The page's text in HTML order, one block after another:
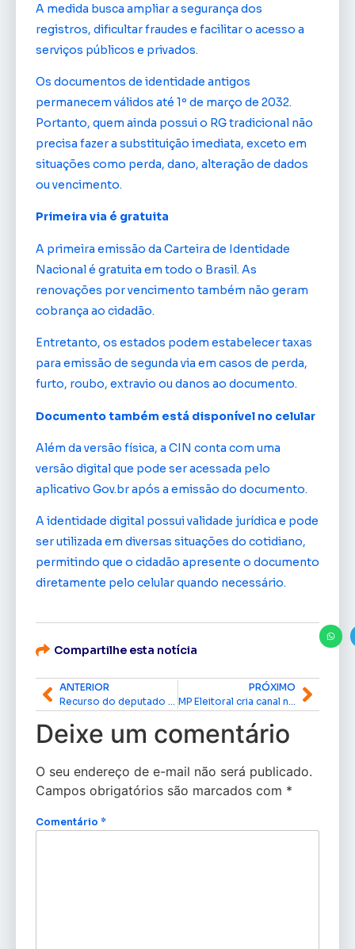
A medida busca ampliar a segurança dos
registros, dificultar fraudes e facilitar o acesso a
serviços públicos e privados.
Os documentos de identidade antigos
permanecem válidos até 1º de março de 2032.
Portanto, quem ainda possui o RG tradicional não
precisa fazer a substituição imediata, exceto em
situações como perda, dano, alteração de dados
ou vencimento.
Primeira via é gratuita
A primeira emissão da Carteira de Identidade
Nacional é gratuita em todo o Brasil. As
renovações por vencimento também não geram
cobrança ao cidadão.
Entretanto, os estados podem estabelecer taxas
para emissão de segunda via em casos de perda,
furto, roubo, extravio ou danos ao documento.
Documento também está disponível no celular
Além da versão física, a CIN conta com uma
versão digital que pode ser acessada pelo
aplicativo Gov.br após a emissão do documento.
A identidade digital possui validade jurídica e pode
ser utilizada em diversas situações do cotidiano,
permitindo que o cidadão apresente o documento
diretamente pelo celular quando necessário.
Compartilhe esta notícia
ANTERIOR
PRÓXIMO
Deixe um comentário
O seu endereço de e-mail não será publicado.
Campos obrigatórios são marcados com *
Comentário *